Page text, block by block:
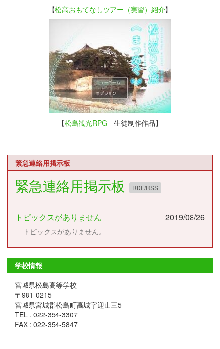
【松高おもてなしツアー（実習）紹介】
【松島観光RPG 生徒制作作品】
緊急連絡用掲示板
緊急連絡用掲示板 RDF/RSS
トピックスがありません 2019/08/26
トピックスがありません。
学校情報
宮城県松島高等学校
〒981-0215
宮城県宮城郡松島町高城字迎山三5
TEL : 022-354-3307
FAX : 022-354-5847